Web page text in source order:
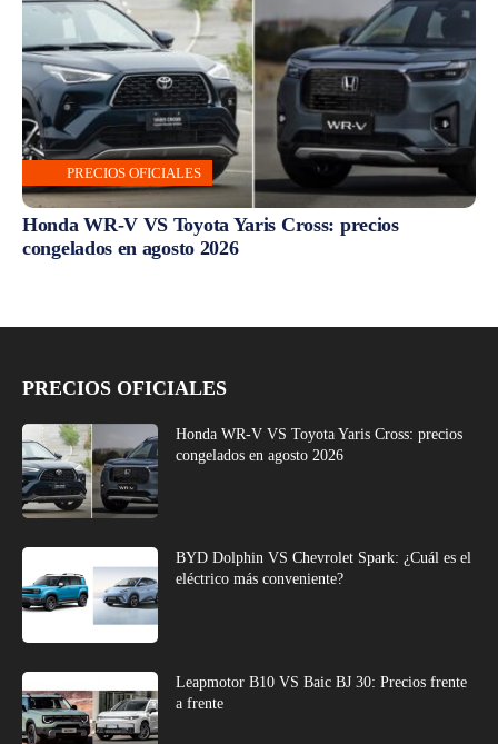
PRECIOS OFICIALES
Honda WR-V VS Toyota Yaris Cross: precios
congelados en agosto 2026
PRECIOS OFICIALES
Honda WR-V VS Toyota Yaris Cross: precios
congelados en agosto 2026
BYD Dolphin VS Chevrolet Spark: ¿Cuál es el
eléctrico más conveniente?
Leapmotor B10 VS Baic BJ 30: Precios frente
a frente